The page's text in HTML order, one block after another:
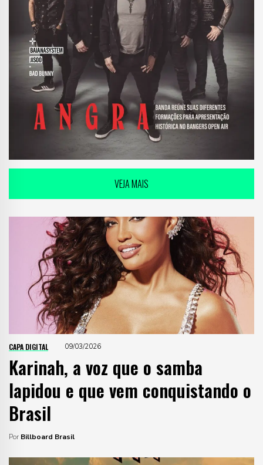
VEJA MAIS
CAPA DIGITAL 09/03/2026
Karinah, a voz que o samba
lapidou e que vem conquistando o
Brasil
Por Billboard Brasil